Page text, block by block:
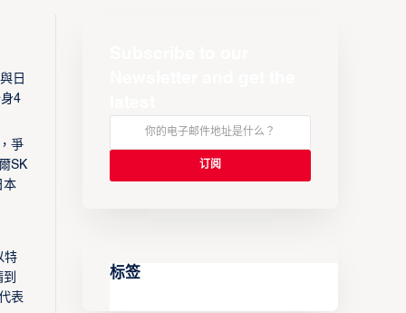
日
4
爭
SK
本
特
表
标签